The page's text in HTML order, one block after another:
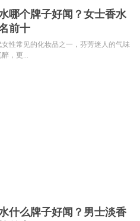
动气质。
将薰衣草和佛手柑的清新
冷白茶冷暖碰撞，双感馥
抹性感；尾调加入优选
哪个牌子好闻？女士香水
前十
性常见的化妆品之一，芬芳迷人的气味
，更...
什么牌子好闻？男士淡香